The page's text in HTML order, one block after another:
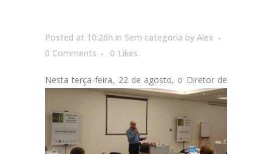
Posted at 10:26h in Sem categoria by Alex
0 Comments
0 Likes
Nesta terça-feira, 22 de agosto, o Diretor de